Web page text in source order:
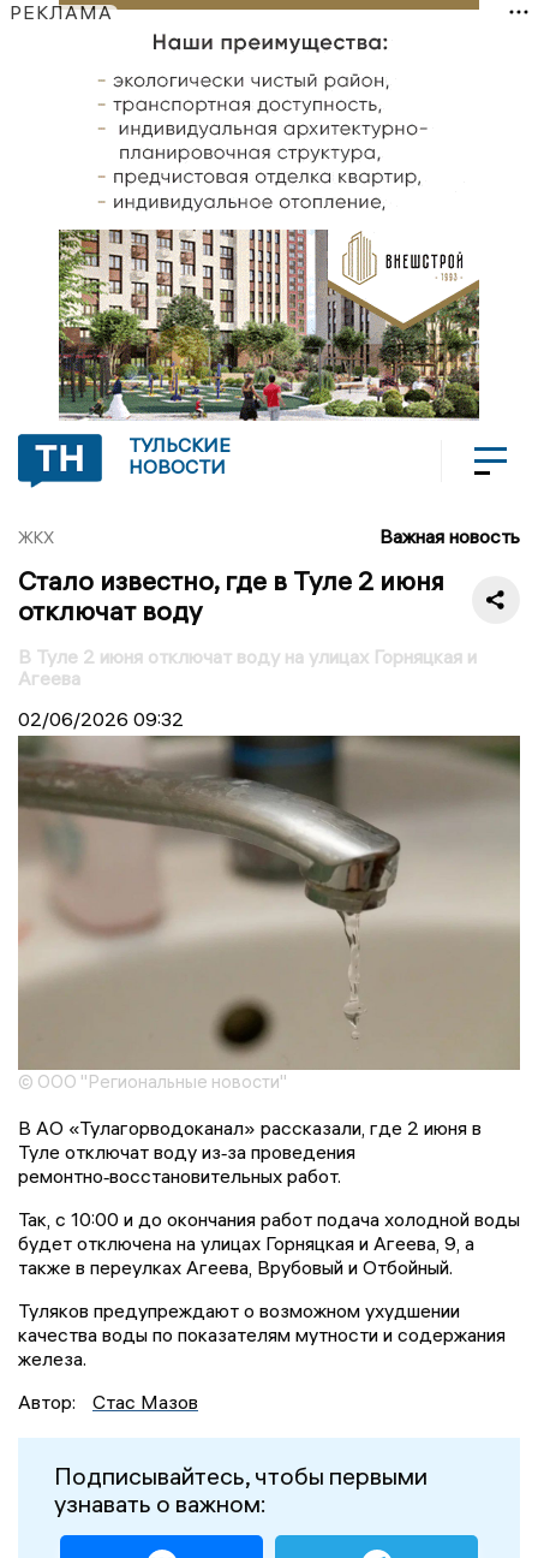
РЕКЛАМА
ТУЛЬСКИЕ
НОВОСТИ
ЖКХ Важная новость
Стало известно, где в Туле 2 июня
отключат воду
В Туле 2 июня отключат воду на улицах Горняцкая и
Агеева
02/06/2026 09:32
© ООО "Региональные новости"
В АО «Тулагорводоканал» рассказали, где 2 июня в
Туле отключат воду из‑за проведения
ремонтно‑восстановительных работ.
Так, с 10:00 и до окончания работ подача холодной воды
будет отключена на улицах Горняцкая и Агеева, 9, а
также в переулках Агеева, Врубовый и Отбойный.
Туляков предупреждают о возможном ухудшении
качества воды по показателям мутности и содержания
железа.
Автор:
Стас Мазов
Подписывайтесь, чтобы первыми
узнавать о важном: